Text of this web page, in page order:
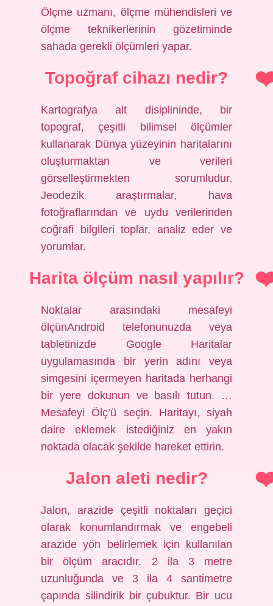
Ölçme uzmanı, ölçme mühendisleri ve
ölçme teknikerlerinin gözetiminde
sahada gerekli ölçümleri yapar.
Topoğraf cihazı nedir?
Kartografya alt disiplininde, bir
topograf, çeşitli bilimsel ölçümler
kullanarak Dünya yüzeyinin haritalarını
oluşturmaktan ve verileri
görselleştirmekten sorumludur.
Jeodezik araştırmalar, hava
fotoğraflarından ve uydu verilerinden
coğrafi bilgileri toplar, analiz eder ve
yorumlar.
Harita ölçüm nasıl yapılır?
Noktalar arasındaki mesafeyi
ölçünAndroid telefonunuzda veya
tabletinizde Google Haritalar
uygulamasında bir yerin adını veya
simgesini içermeyen haritada herhangi
bir yere dokunun ve basılı tutun. …
Mesafeyi Ölç’ü seçin. Haritayı, siyah
daire eklemek istediğiniz en yakın
noktada olacak şekilde hareket ettirin.
Jalon aleti nedir?
Jalon, arazide çeşitli noktaları geçici
olarak konumlandırmak ve engebeli
arazide yön belirlemek için kullanılan
bir ölçüm aracıdır. 2 ila 3 metre
uzunluğunda ve 3 ila 4 santimetre
çapında silindirik bir çubuktur. Bir ucu